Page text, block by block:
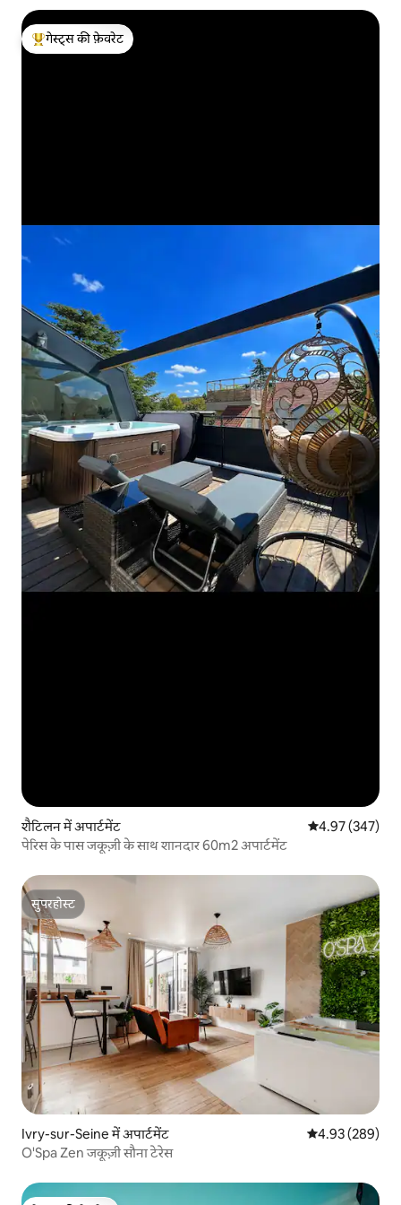
गेस्ट्स का टॉप फ़ेवरेट
गेस्ट्स की फ़ेवरेट
शैटिलन में अपार्टमेंट औसत रेटिंग 5 में से
4.97 (347)
पेरिस के पास जकूज़ी के साथ शानदार 60m2 अपार्टमेंट
सुपरहोस्ट
सुपरहोस्ट
Ivry-sur-Seine में अपार्टमेंट औसत रेटिंग 5 में से
4.93 (289)
O'Spa Zen जकूज़ी सौना टेरेस